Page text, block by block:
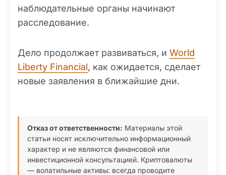
наблюдательные органы начинают
расследование.
Дело продолжает развиваться, и World
Liberty Financial, как ожидается, сделает
новые заявления в ближайшие дни.
Отказ от ответственности: Материалы этой
статьи носят исключительно информационный
характер и не являются финансовой или
инвестиционной консультацией. Криптовалюты
— волатильные активы: всегда проводите